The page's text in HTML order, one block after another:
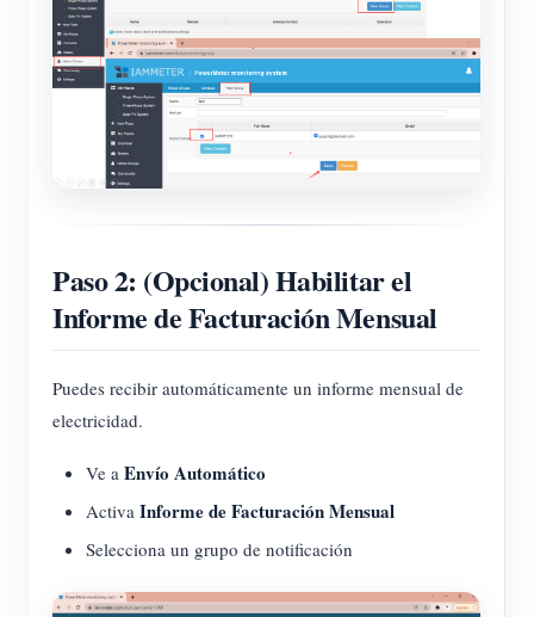
Paso 2: (Opcional) Habilitar el
Informe de Facturación Mensual
Puedes recibir automáticamente un informe mensual de
electricidad.
Ve a Envío Automático
Activa Informe de Facturación Mensual
Selecciona un grupo de notificación